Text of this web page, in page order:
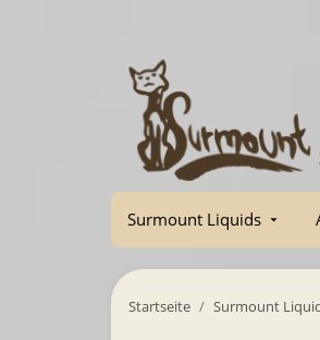
Surmount Liquids
Startseite Surmount